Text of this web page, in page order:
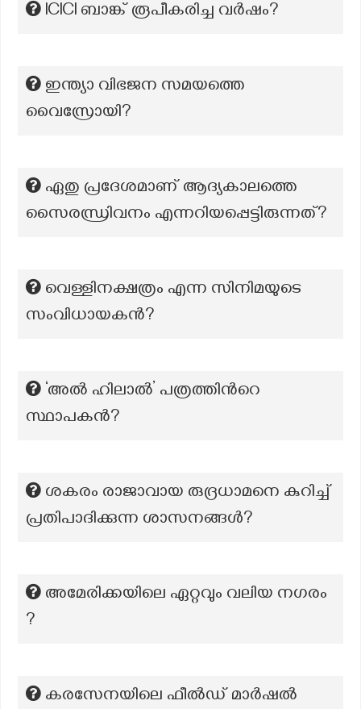
ICICI ബാങ്ക് രൂപീകരിച്ച വർഷം?
ഇന്ത്യാ വിഭജന സമയത്തെ
വൈസ്രോയി?
ഏതു പ്രദേശമാണ് ആദ്യകാലത്തെ
സൈരന്ധ്രിവനം എന്നറിയപ്പെട്ടിരുന്നത്?
വെള്ളിനക്ഷത്രം എന്ന സിനിമയുടെ
സംവിധായകൻ?
‘അൽ ഹിലാൽ’ പത്രത്തിന്‍റെ
സ്ഥാപകന്‍?
ശകരം രാജാവായ രുദ്രധാമനെ കുറിച്ച്
പ്രതിപാദിക്കുന്ന ശാസനങ്ങൾ?
അമേരിക്കയിലെ ഏറ്റവും വലിയ നഗരം
?
കരസേനയിലെ ഫീൽഡ് മാർഷൽ